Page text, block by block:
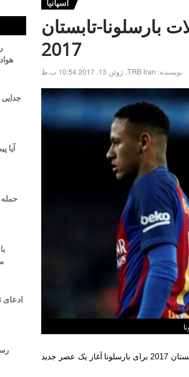
بارسلونا-تابستان
2017
نویسنده: TRB Iran
, ژوئن 13, 2017 10:54 ب.ظ
فوتبال ترایب- بعد از یک فصل ناامیدکننده و جدایی لوئیس انریکه، تابستان 2017 برای بارسلونا آغاز یک عصر جدید
جدایی
آیا
حمله
ادعای